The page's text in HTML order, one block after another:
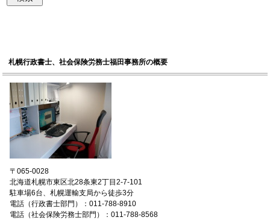
札幌行政書士、社会保険労務士福田事務所の概要
〒065-0028
北海道札幌市東区北28条東2丁目2-7-101
駐車場6台、札幌運輸支局から徒歩3分
電話（行政書士部門）：011-788-8910
電話（社会保険労務士部門）：011-788-8568